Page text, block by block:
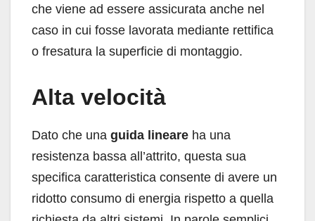
che viene ad essere assicurata anche nel
caso in cui fosse lavorata mediante rettifica
o fresatura la superficie di montaggio.
Alta velocità
Dato che una guida lineare ha una
resistenza bassa all’attrito, questa sua
specifica caratteristica consente di avere un
ridotto consumo di energia rispetto a quella